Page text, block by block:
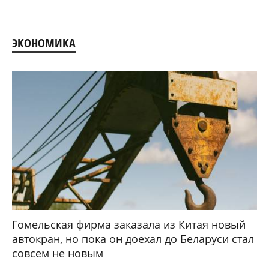
ЭКОНОМИКА
Гомельская фирма заказала из Китая новый
автокран, но пока он доехал до Беларуси стал
совсем не новым